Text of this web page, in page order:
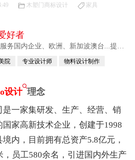
木塑门商标设计 家具
好者
务国内企业、欧洲、新加波澳台...提供
院 专业设计师 物料设计制作
设计 理念
一家集研发、生产、经营、销
家高新技术企业，创建于1998
内，目前拥有总资产5.8亿元，
员工580余名，引进国内外生产